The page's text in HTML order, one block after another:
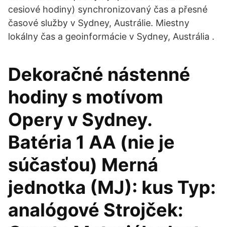
cesiové hodiny) synchronizovaný čas a přesné
časové služby v Sydney, Austrálie. Miestny
lokálny čas a geoinformácie v Sydney, Austrália .
Dekoračné nástenné
hodiny s motívom
Opery v Sydney.
Batéria 1 AA (nie je
súčasťou) Merná
jednotka (MJ): kus Typ:
analógové Strojček: